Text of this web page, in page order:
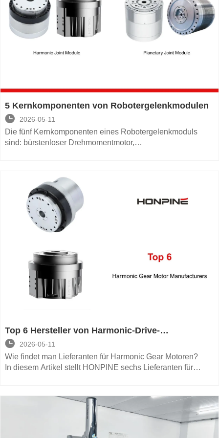
in der Robotik. Dieser Artikel zeigt, wie es HONPINE
gelungen ist, in diesem Wettlauf gegen die Zeit die Nase
vorn zu behalten。
5 Kernkomponenten von Robotergelenkmodulen

2026-05-11
Die fünf Kernkomponenten eines Robotergelenkmoduls
sind: bürstenloser Drehmomentmotor,
Artikel bietet einen umfassenden Überblick über diese
Schlüsselkomponenten.
Top 6 Hersteller von Harmonic-Drive-
Getriebemotoren
 2026-05-11
Wie findet man Lieferanten für Harmonic Gear Motoren?
In diesem Artikel stellt HONPINE sechs Lieferanten für
Lösung finden können.